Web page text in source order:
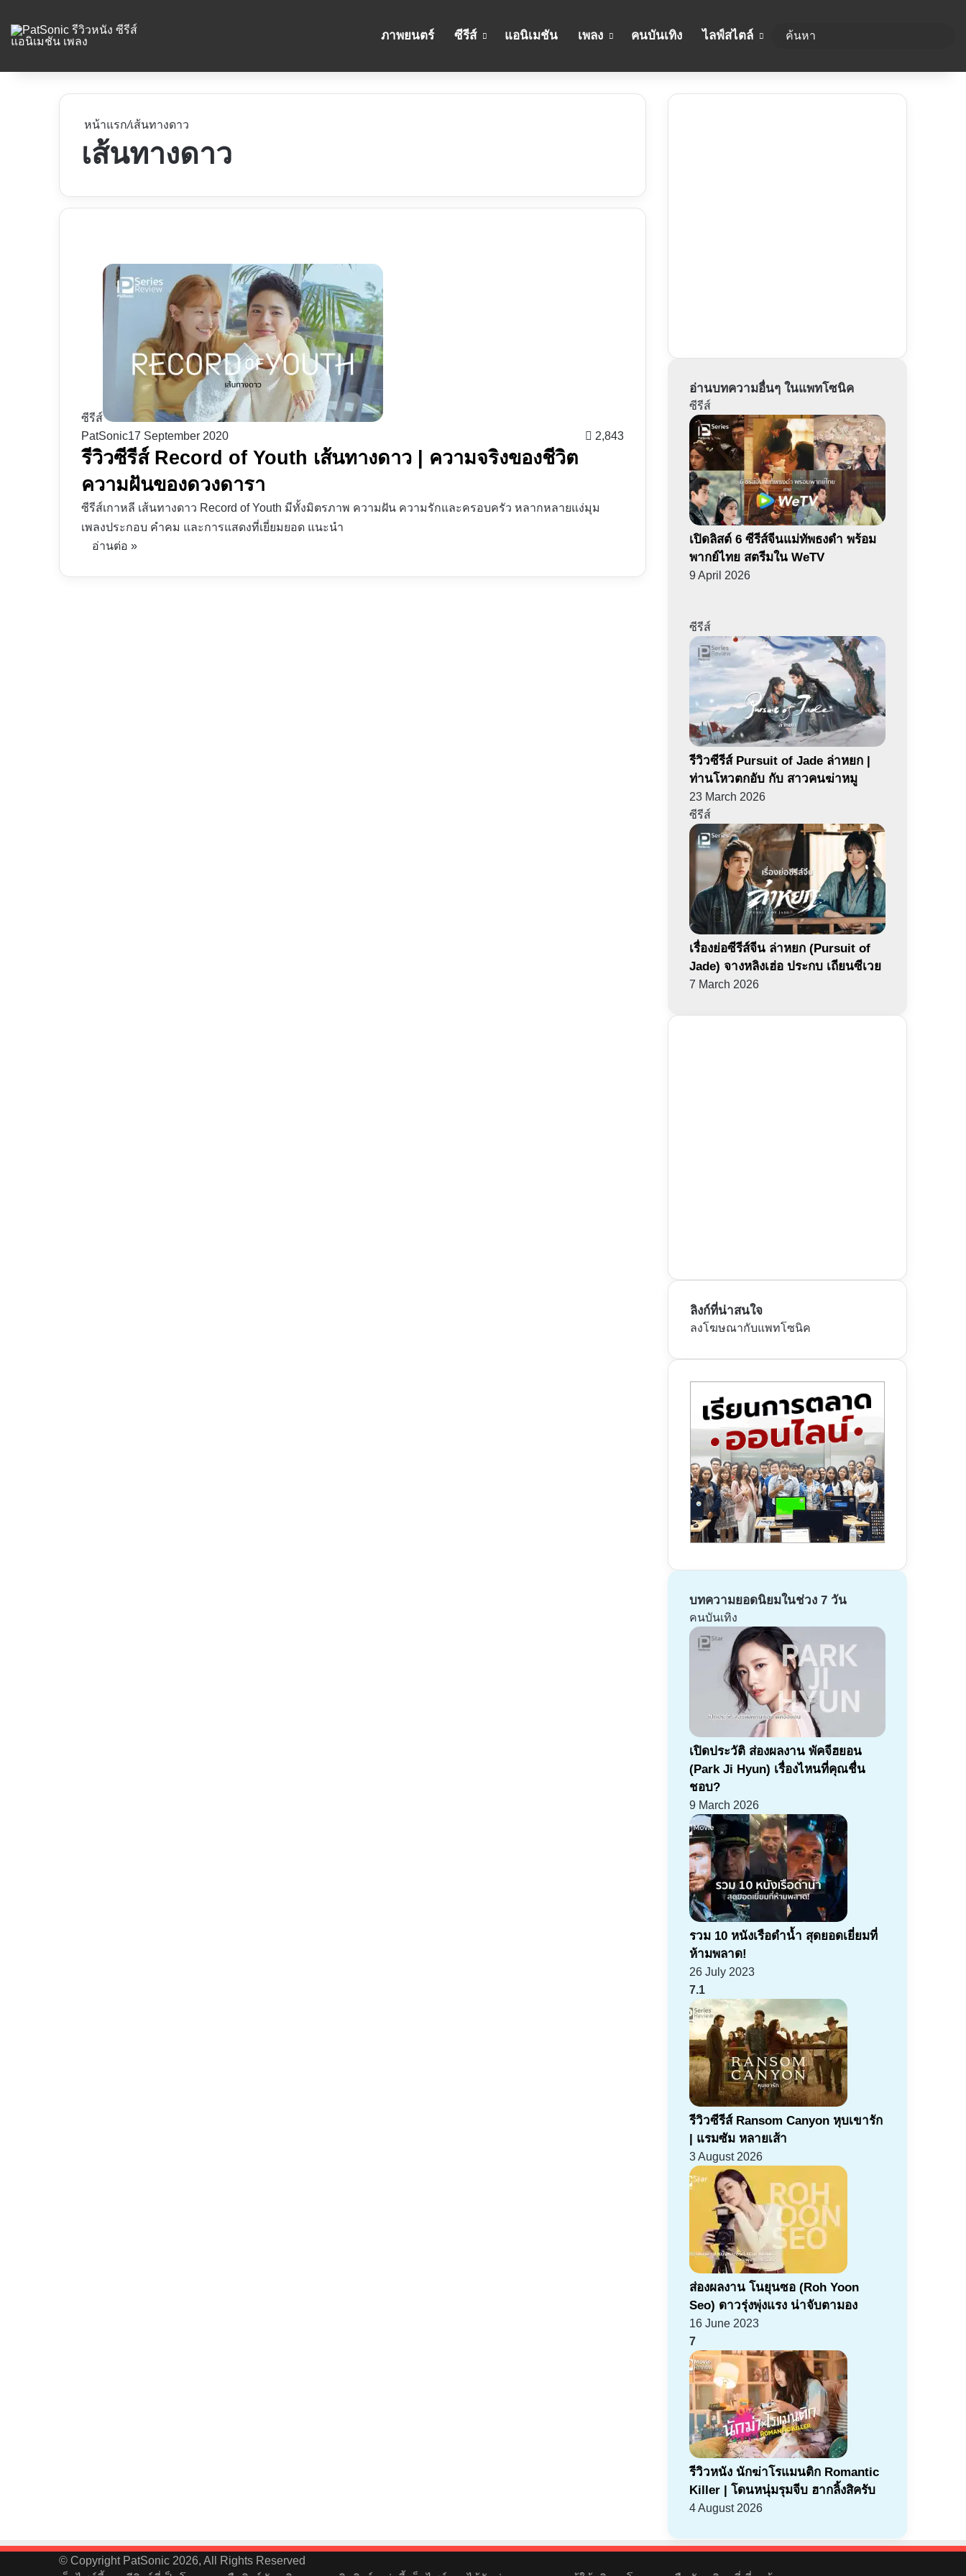
ภาพยนตร์ ซีรีส์ แอนิเมชัน เพลง คนบันเทิง ไลฟ์สไตล์
หน้าแรก/เส้นทางดาว
เส้นทางดาว
ซีรีส์
PatSonic17 September 2020 2,843
รีวิวซีรีส์ Record of Youth เส้นทางดาว | ความจริงของชีวิต
ความฝันของดวงดารา
ซีรีส์เกาหลี เส้นทางดาว Record of Youth มีทั้งมิตรภาพ ความฝัน ความรักและครอบครัว หลากหลายแง่มุม
เพลงประกอบ คำคม และการแสดงที่เยี่ยมยอด แนะนำ
อ่านต่อ »
อ่านบทความอื่นๆ ในแพทโซนิค
ซีรีส์
เปิดลิสต์ 6 ซีรีส์จีนแม่ทัพธงดำ พร้อม
พากย์ไทย สตรีมใน WeTV
9 April 2026
ซีรีส์
รีวิวซีรีส์ Pursuit of Jade ล่าหยก |
ท่านโหวตกอับ กับ สาวคนฆ่าหมู
23 March 2026
ซีรีส์
เรื่องย่อซีรีส์จีน ล่าหยก (Pursuit of
Jade) จางหลิงเฮ่อ ประกบ เถียนซีเวย
7 March 2026
ลิงก์ที่น่าสนใจ
ลงโฆษณากับแพทโซนิค
บทความยอดนิยมในช่วง 7 วัน
คนบันเทิง
เปิดประวัติ ส่องผลงาน พัคจีฮยอน
(Park Ji Hyun) เรื่องไหนที่คุณชื่น
ชอบ?
9 March 2026
รวม 10 หนังเรือดำน้ำ สุดยอดเยี่ยมที่
ห้ามพลาด!
26 July 2023
7.1
รีวิวซีรีส์ Ransom Canyon หุบเขารัก
| แรมซัม หลายเส้า
3 August 2026
ส่องผลงาน โนยุนซอ (Roh Yoon
Seo) ดาวรุ่งพุ่งแรง น่าจับตามอง
16 June 2023
7
รีวิวหนัง นักฆ่าโรแมนติก Romantic
Killer | โดนหนุ่มรุมจีบ ฮากลิ้งสิครับ
4 August 2026
© Copyright PatSonic 2026, All Rights Reserved